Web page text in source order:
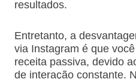
resultados.
Entretanto, a
via Instagram é que
receita passiva, devido
de interação constante.